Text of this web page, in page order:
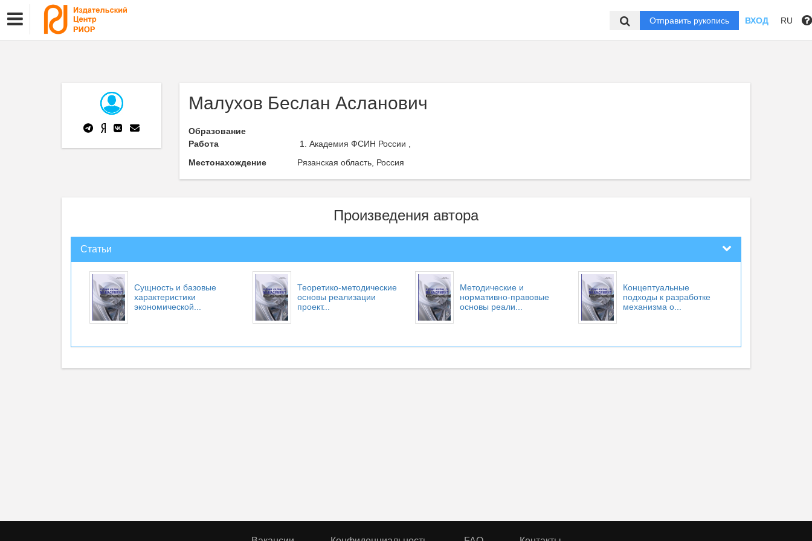
Отправить рукопись ВХОД RU
Малухов Беслан Асланович
Образование
Работа
Академия ФСИН России ,
Местонахождение
Рязанская область, Россия
Произведения автора
Статьи
Сущность и базовые
характеристики
экономической...
Теоретико-методические
основы реализации
проект...
Методические и
нормативно-правовые
основы реали...
Концептуальные
подходы к разработке
механизма о...